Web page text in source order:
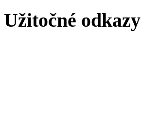
Užitočné odkazy